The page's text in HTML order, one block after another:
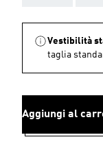
Vestibilità
taglia
Aggiungi al